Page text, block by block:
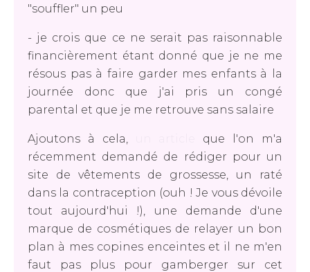
"souffler" un peu
- je crois que ce ne serait pas raisonnable
financièrement étant donné que je ne me
résous pas à faire garder mes enfants à la
journée donc que j'ai pris un congé
parental et que je me retrouve sans salaire
Ajoutons à cela,
que l'on m'a
récemment demandé de rédiger pour un
site de vêtements de grossesse, un raté
dans la contraception (ouh ! Je vous dévoile
tout aujourd'hui !), une demande d'une
marque de cosmétiques de relayer un bon
plan à mes copines enceintes et il ne m'en
faut pas plus pour gamberger sur cet